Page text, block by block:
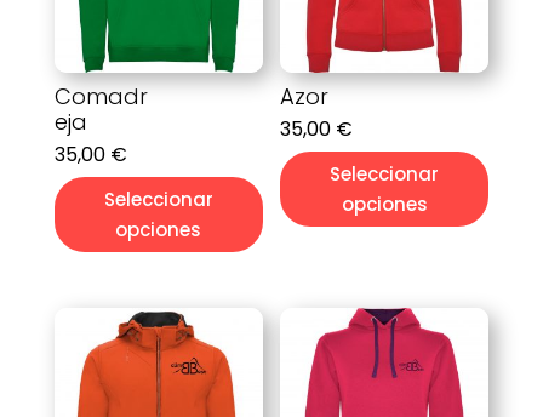
Comadr
eja
35,00 €
Seleccionar
opciones
múltiples
variantes.
Azor
35,00 €
Seleccionar
opciones
múltiples
variantes.
Las